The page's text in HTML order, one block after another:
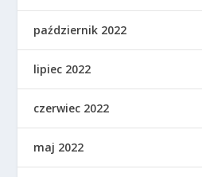
październik 2022
lipiec 2022
czerwiec 2022
maj 2022